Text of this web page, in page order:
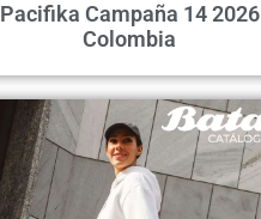
Pacifika Campaña 14 2026
Colombia